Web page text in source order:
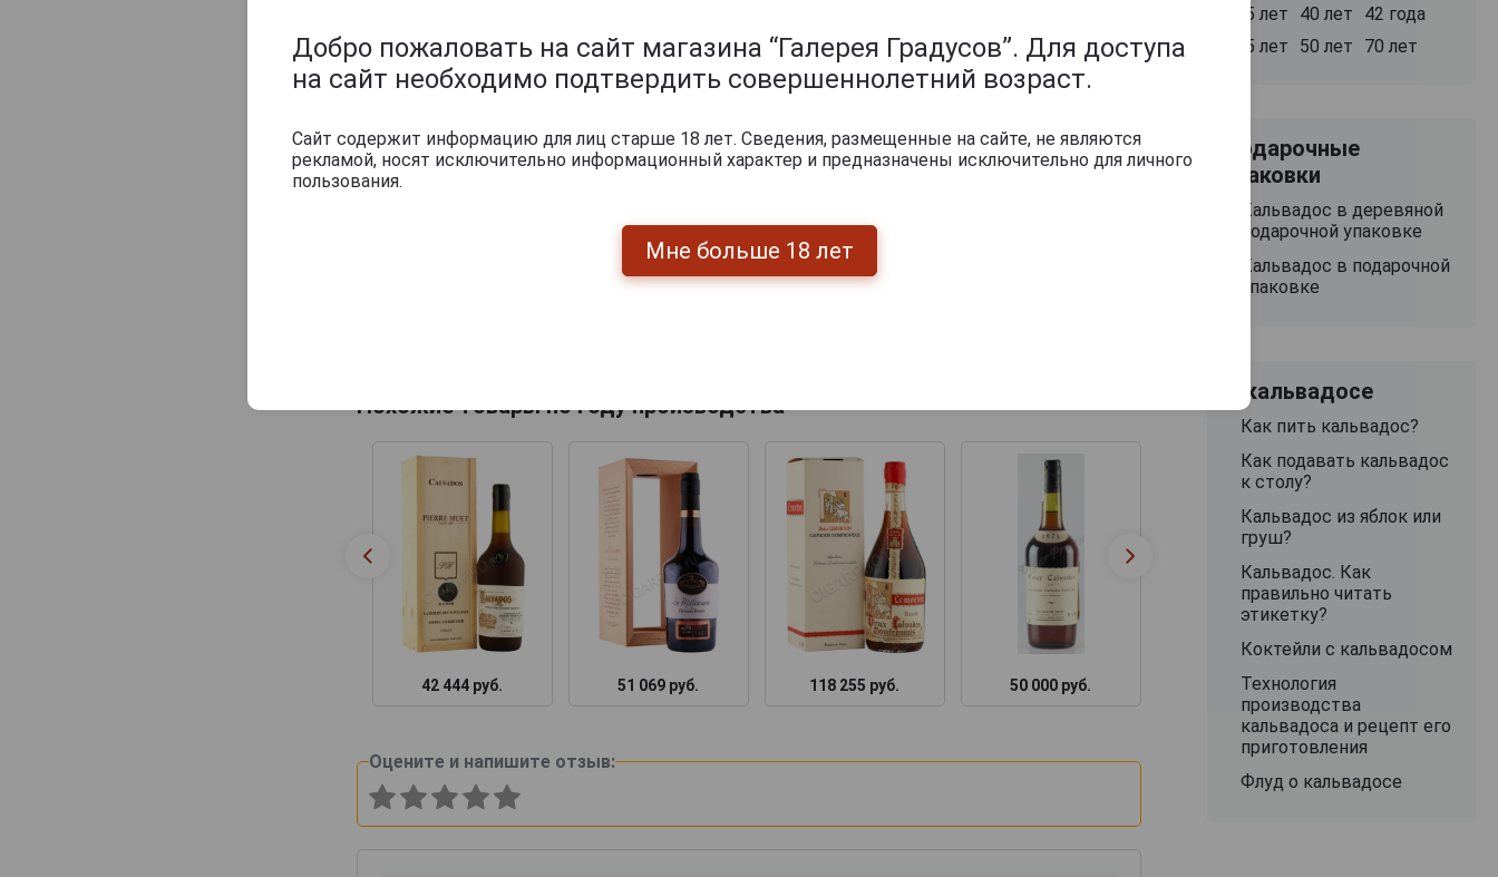
Похожие товары по выдержке лет
Похожие товары по году производства
42 444 руб. 51 069 руб. 118 255 руб. 50 000 руб. 11 748 руб.
Оцените и напишите отзыв:
35 лет
40 лет
42 года
45 лет
50 лет 70 лет
Подарочные
упаковки
Кальвадос в деревяной
подарочной упаковке
Кальвадос в подарочной
упаковке
О кальвадосе
Как пить кальвадос?
Как подавать кальвадос
к столу?
Кальвадос из яблок или
груш?
Кальвадос. Как
правильно читать
этикетку?
Коктейли с кальвадосом
Технология
производства
кальвадоса и рецепт его
приготовления
Флуд о кальвадосе
Добро пожаловать на сайт магазина “Галерея Градусов”. Для доступа
на сайт необходимо подтвердить совершеннолетний возраст.
Сайт содержит информацию для лиц старше 18 лет. Сведения, размещенные на сайте, не являются
рекламой, носят исключительно информационный характер и предназначены исключительно для личного
пользования.
Мне больше 18 лет